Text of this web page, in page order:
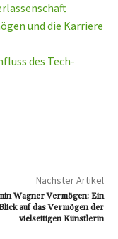
und die Karriere
des Tech-
Nächster Artikel
Wagner Vermögen: Ein
auf das Vermögen der
vielseitigen Künstlerin